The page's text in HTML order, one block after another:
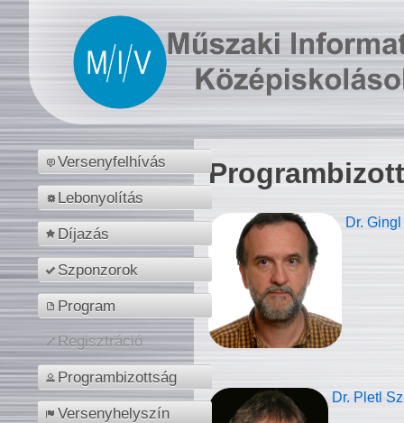
Versenyfelhívás
Lebonyolítás
Díjazás
Szponzorok
Program
Regisztráció
Programbizottság
Versenyhelyszín
Dr.
Dr. Pletl